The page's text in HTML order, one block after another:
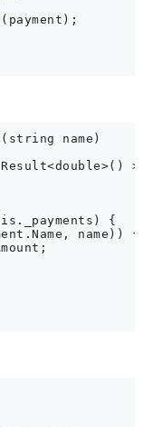
name)
>=
{
name)) {